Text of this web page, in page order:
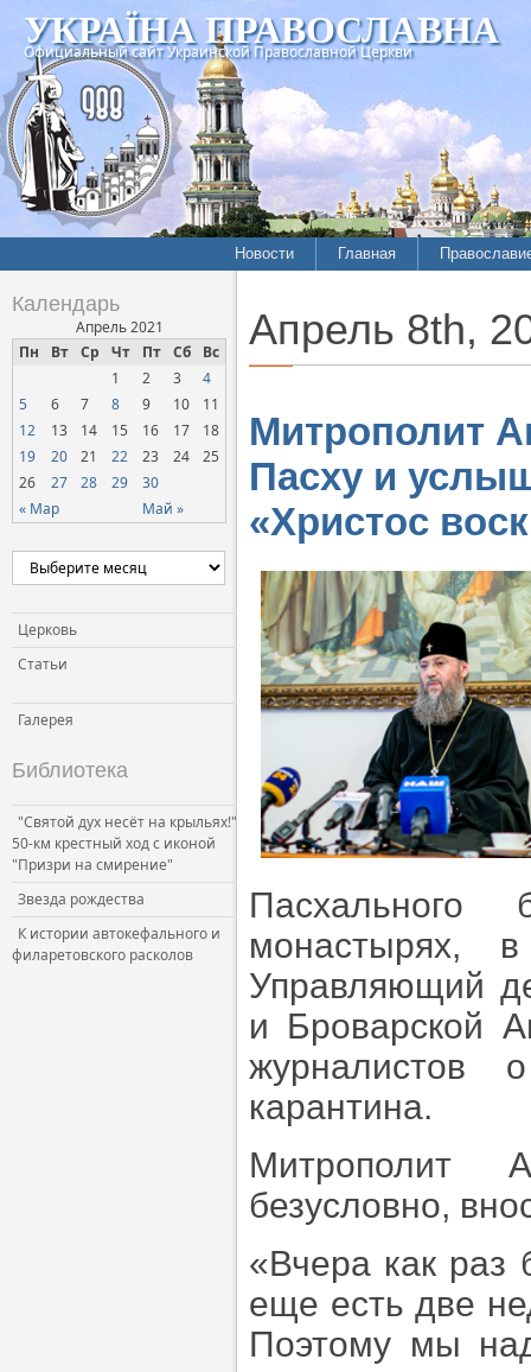
УКРАЇНА ПРАВОСЛАВНА
Официальный сайт Украинской Православной Церкви
Новости Главная
Календарь
Апрель 2021
Пн
Вт Ср Чт Пт Сб Вс
« Мар Май »
1 2 3
4
5
6 7 8 9 10
11
12
13 14 15 16 17
18
19
20 21 22 23 24
25
26
27 28 29 30
Церковь
Статьи
Галерея
Библиотека
"Святой дух несёт на крыльях!"
50-км крестный ход с иконой
"Призри на смирение"
Звезда рождества
К истории автокефального и
филаретовского расколов
Апрель 8th,
Митрополит
Пасху и
«Христос
монастырях,
Управляющий
и Броварской
журналистов
карантина.
Митрополит
безусловно,
«Вчера как раз
еще есть две
Поэтому мы